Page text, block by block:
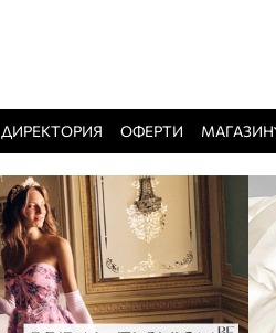
ДИРЕКТОРИЯ ОФЕРТИ МАГАЗИН